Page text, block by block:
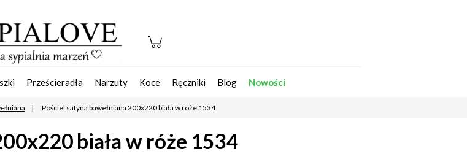
Prześcieradła Narzuty Koce Ręczniki Blog Nowości
Pościel satyna bawełniana 200x220 biała w róże 1534
biała w róże 1534